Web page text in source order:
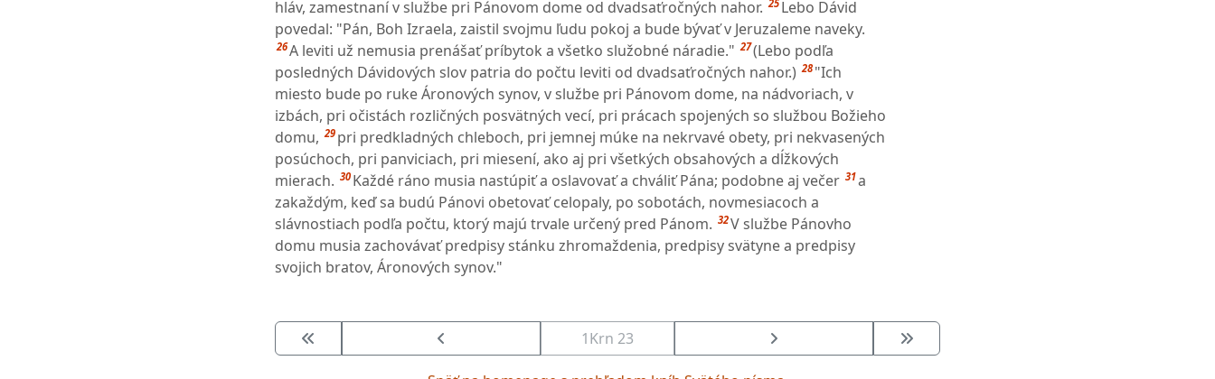
hláv, zamestnaní v službe pri Pánovom dome od dvadsaťročných nahor. 25 Lebo Dávid
povedal: "Pán, Boh Izraela, zaistil svojmu ľudu pokoj a bude bývať v Jeruzaleme naveky.
26A leviti už nemusia prenášať príbytok a všetko služobné náradie." 27(Lebo podľa
posledných Dávidových slov patria do počtu leviti od dvadsaťročných nahor.) 28 "Ich
miesto bude po ruke Áronových synov, v službe pri Pánovom dome, na nádvoriach, v
izbách, pri očistách rozličných posvätných vecí, pri prácach spojených so službou Božieho
domu, 29 pri predkladných chleboch, pri jemnej múke na nekrvavé obety, pri nekvasených
posúchoch, pri panviciach, pri miesení, ako aj pri všetkých obsahových a dĺžkových
mierach. 30 Každé ráno musia nastúpiť a oslavovať a chváliť Pána; podobne aj večer 31a
zakaždým, keď sa budú Pánovi obetovať celopaly, po sobotách, novmesiacoch a
slávnostiach podľa počtu, ktorý majú trvale určený pred Pánom. 32V službe Pánovho
domu musia zachovávať predpisy stánku zhromaždenia, predpisy svätyne a predpisy
svojich bratov, Áronových synov."
1Krn 23